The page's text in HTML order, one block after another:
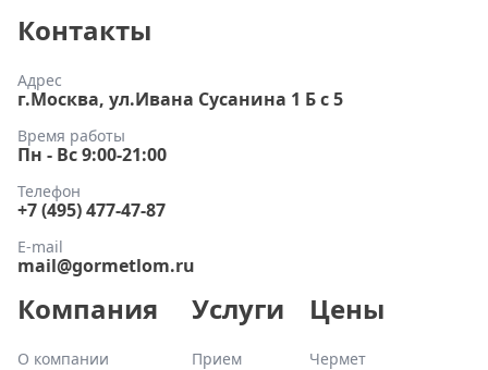
Контакты
Адрес
г.Москва, ул.Ивана Сусанина 1 Б с 5
Время работы
Пн - Вс 9:00-21:00
Телефон
+7 (495) 477-47-87
E-mail
mail@gormetlom.ru
Компания
О компании
Услуги
Прием
Цены
Чермет